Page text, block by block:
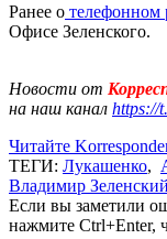
Ранее о телефонном
Офисе Зеленского.
Новости от
на наш канал https://
Читайте
ТЕГИ: Лукашенко,
Владимир Зеленский
Если вы заметили
нажмите Ctrl+Enter,